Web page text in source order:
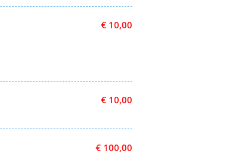
€ 10,00
€ 10,00
€ 100,00